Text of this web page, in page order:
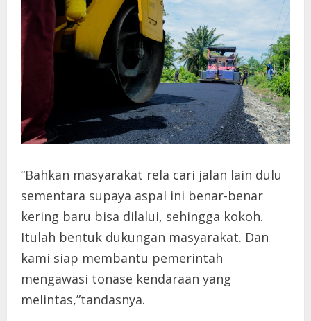
“Bahkan masyarakat rela cari jalan lain dulu
sementara supaya aspal ini benar-benar
kering baru bisa dilalui, sehingga kokoh.
Itulah bentuk dukungan masyarakat. Dan
kami siap membantu pemerintah
mengawasi tonase kendaraan yang
melintas,”tandasnya.